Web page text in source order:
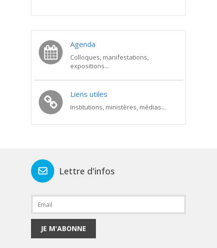
Agenda
Colloques, manifestations,
expositions...
Liens utiles
Institutions, ministères, médias...
Lettre d'infos
JE M'ABONNE